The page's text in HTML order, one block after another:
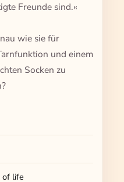
Freunde sind.«
wie sie für
und einem
Socken zu
of life